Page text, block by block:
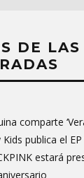
DE LAS
comparte
publica el EP
estará